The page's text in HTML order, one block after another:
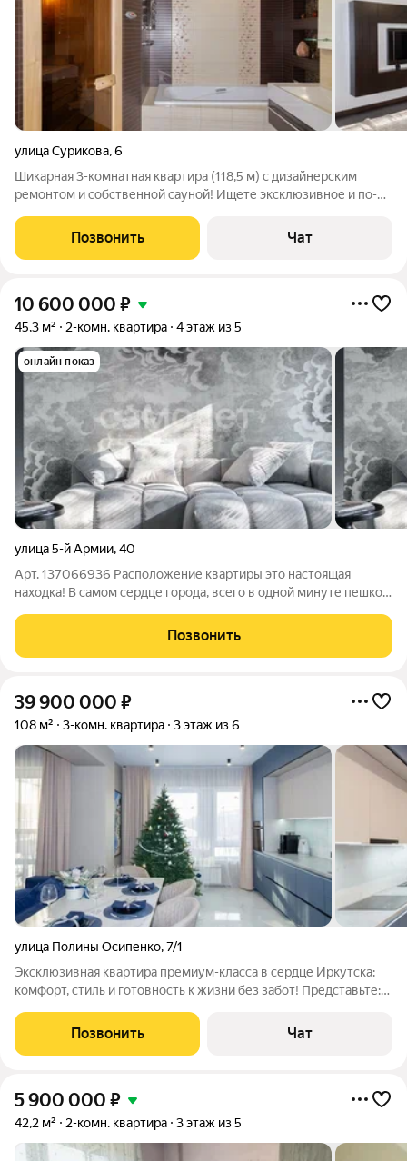
улица Сурикова,6
Шикарная 3-комнатная квартира (118,5 м) с дизайнерским
ремонтом и собственной сауной! Ищете эксклюзивное и по-
светлая трехкомнатная квартира с продуманной до
миллиметра планировкой и премиальным
Позвонить Чат
10 600 000 ₽
45,3 м² 2-комн. квартира 4 этаж из 5
онлайн показ
улица 5-й Армии,40
Арт. 137066936 Расположение квартиры это настоящая
находка! В самом сердце города, всего в одной минуте пешком
кафе и жизнь у воды. Каждый день здесь словно праздник!
Квартира готова встретить
Позвонить
39 900 000 ₽
108 м² 3-комн. квартира 3 этаж из 6
улица Полины Осипенко,7/1
Эксклюзивная квартира премиум-класса в сердце Иркутска:
комфорт, стиль и готовность к жизни без забот! Представьте:
удобно и надёжно. Нет пыли от ремонта, нет поисков
мастеров, нет лишних трат
Позвонить Чат
5 900 000 ₽
42,2 м² 2-комн. квартира 3 этаж из 5